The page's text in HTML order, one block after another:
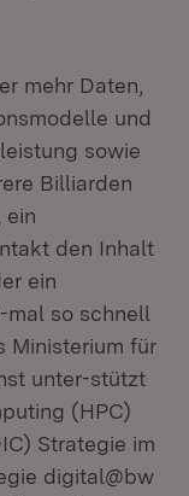
mehr Daten,
und
sowie
Billiarden
ein
den Inhalt
ein
mal so schnell
Ministerium für
unter-stützt
(HPC)
Strategie im
digital@bw